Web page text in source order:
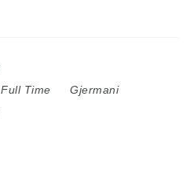
Full Time
Gjermani